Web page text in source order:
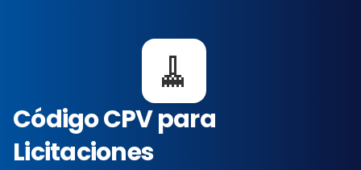
🧹
Código CPV para
Licitaciones